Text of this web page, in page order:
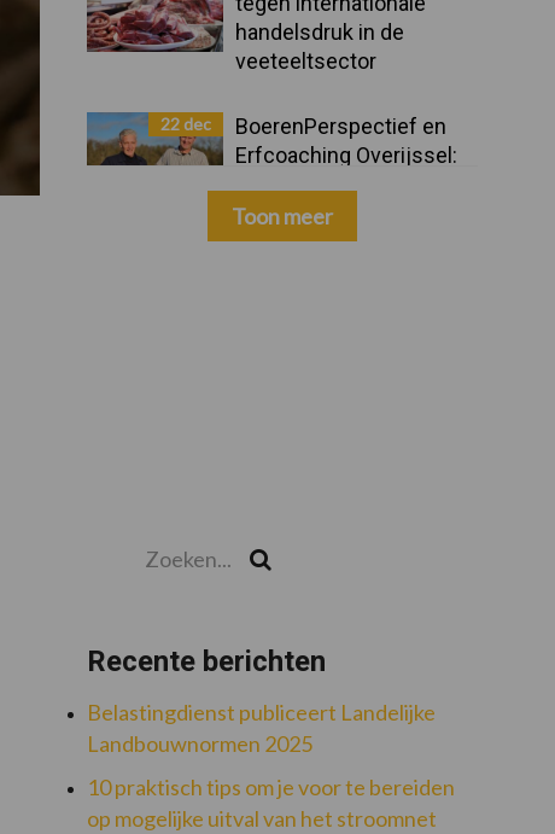
handelsdruk in de
veeteeltsector
22 dec
BoerenPerspectief en
Erfcoaching Overijssel:
ondersteuning bij grote
keuzes
Toon meer
Recente berichten
Belastingdienst publiceert Landelijke
Landbouwnormen 2025
10 praktisch tips om je voor te bereiden
op mogelijke uitval van het stroomnet